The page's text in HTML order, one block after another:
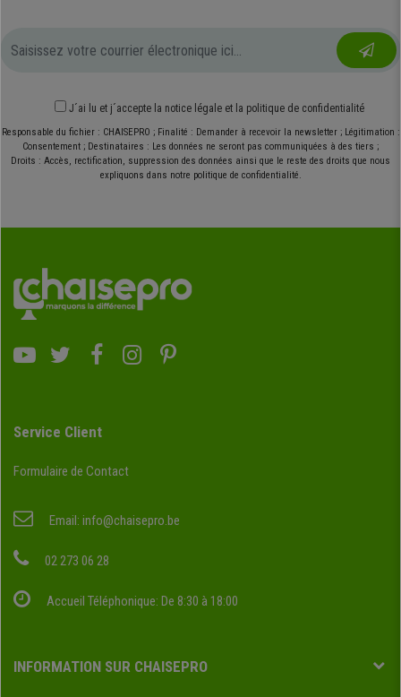
J´ai lu et j´accepte la notice légale et la politique de confidentialité
Responsable du fichier : CHAISEPRO ; Finalité : Demander à recevoir la newsletter ; Légitimation :
Consentement ; Destinataires : Les données ne seront pas communiquées à des tiers ;
Droits : Accès, rectification, suppression des données ainsi que le reste des droits que nous
expliquons dans notre politique de confidentialité.
Service Client
Formulaire de Contact
Email: info@chaisepro.be
02 273 06 28
Accueil Téléphonique: De 8:30 à 18:00
INFORMATION SUR CHAISEPRO